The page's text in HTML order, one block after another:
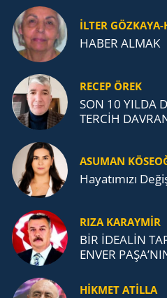
İLTER GÖZKAYA-
HABER ALMAK
RECEP ÖREK
SON 10 YILDA
TERCİH
ASUMAN
Ha­ya­tı­mı­zı
RIZA KARAYMIR
BİR İDEALİN
ENVER
TEŞKİLATI’NA
HİKMET ATİLLA